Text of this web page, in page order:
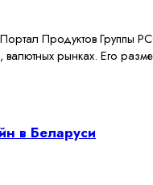
Продуктов Группы
рынках. Его
в Беларуси